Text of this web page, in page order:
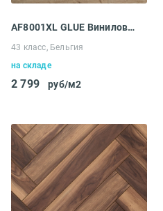
AF8001XL GLUE Виниловый пол Aquafloor Realwood XL Glue
43 класс, Бельгия
на складе
2 799 руб/м2